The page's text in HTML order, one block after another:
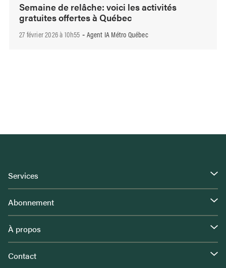
Semaine de relâche: voici les activités
gratuites offertes à Québec
27 février 2026 à 10h55 - Agent IA Métro Québec
Services
Abonnement
À propos
Contact